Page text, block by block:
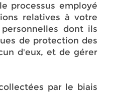
processus employé
relatives à votre
dont ils
de protection des
d'eux, et de gérer
par le biais